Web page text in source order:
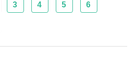
3 4 5 6